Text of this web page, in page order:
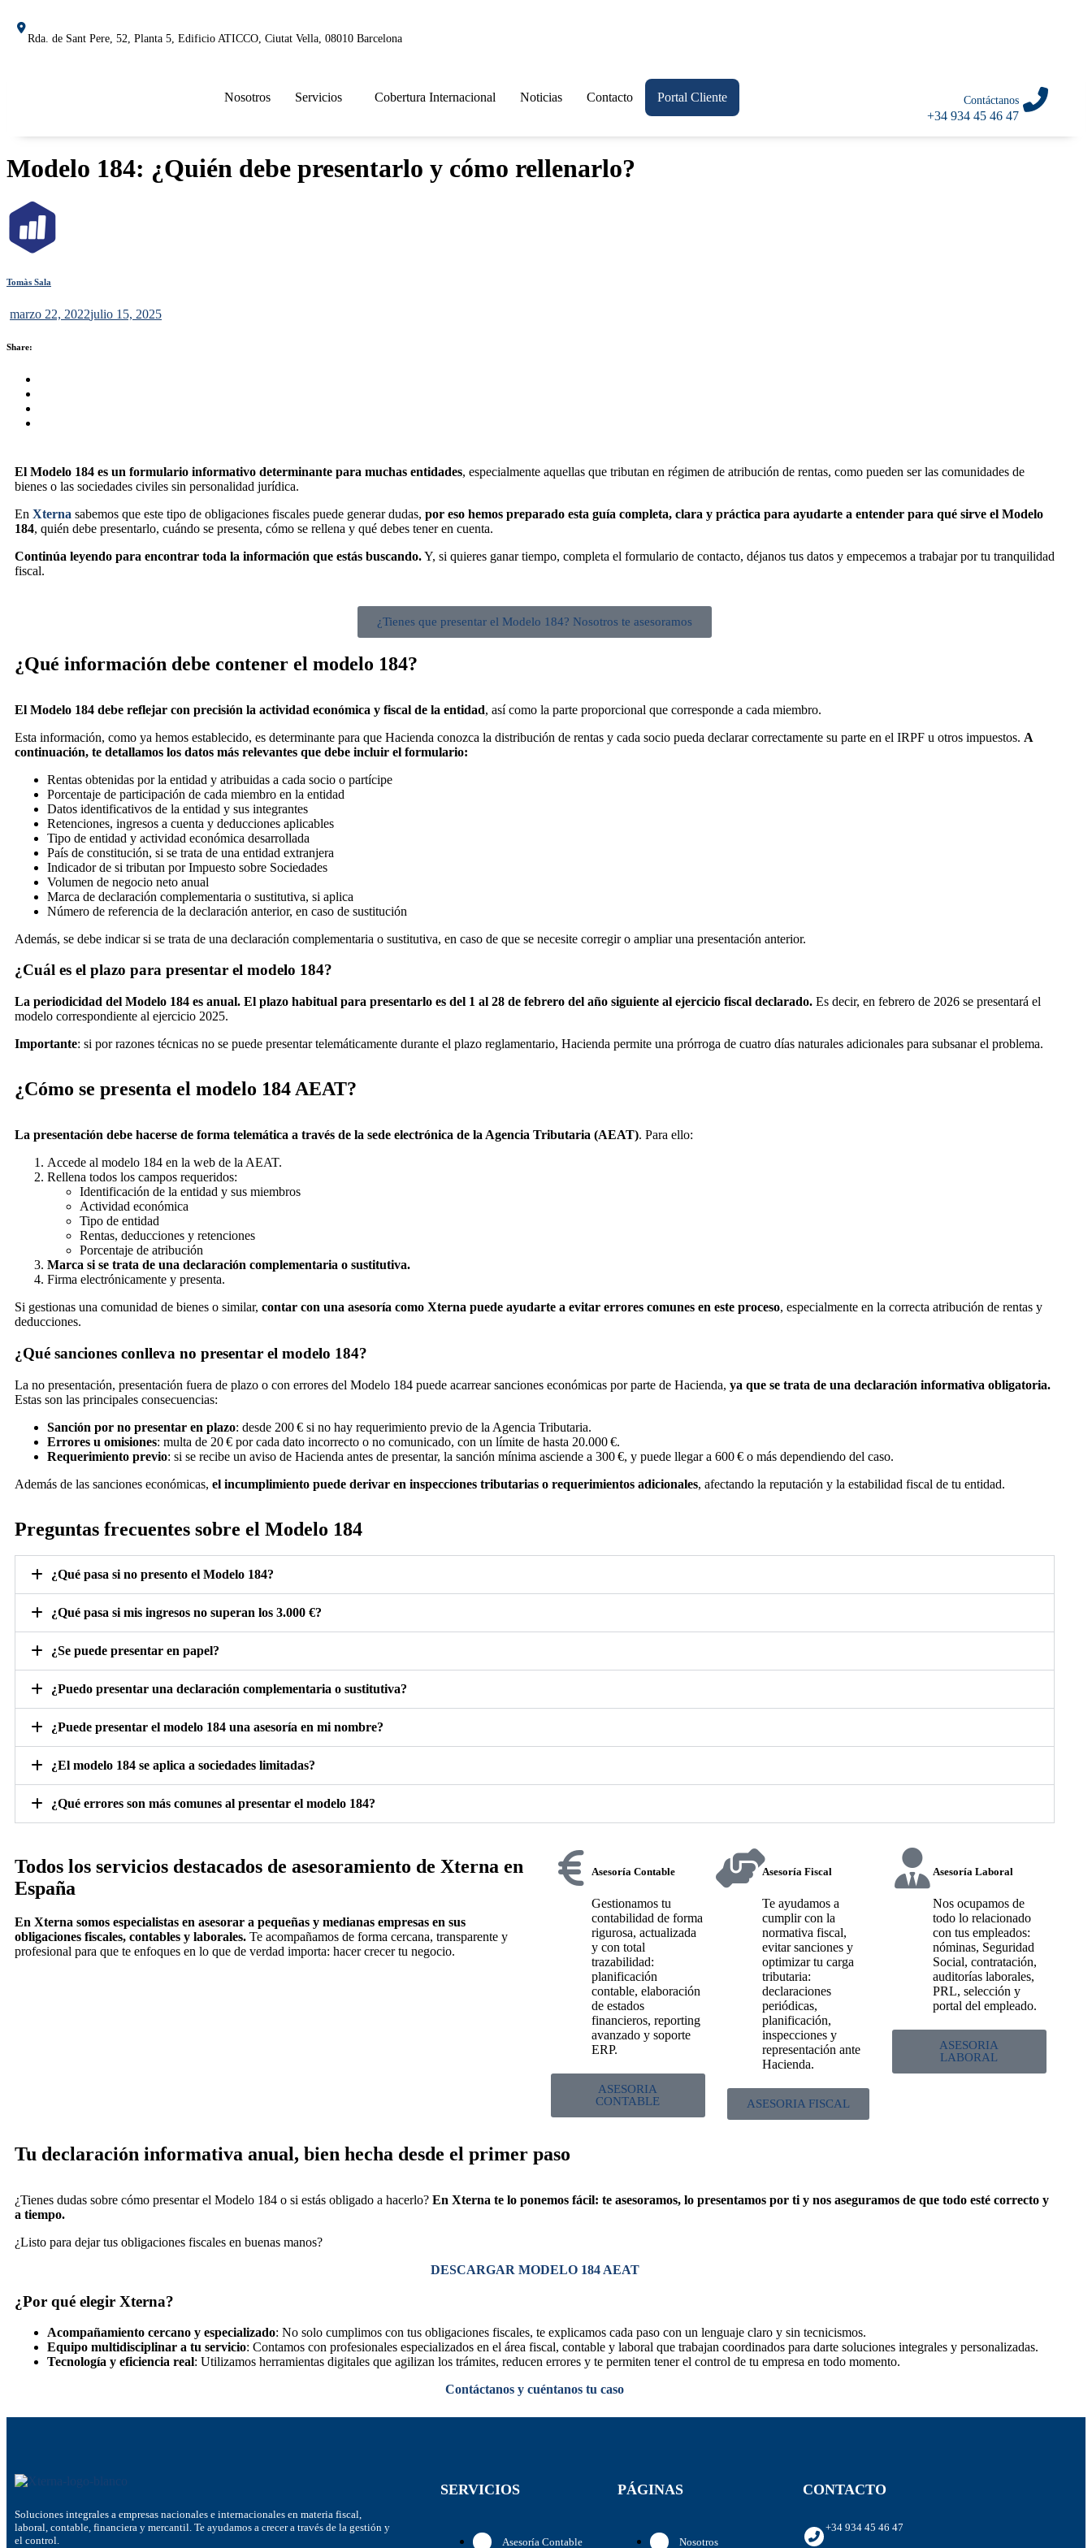
Rda. de Sant Pere, 52, Planta 5, Edificio ATICCO, Ciutat Vella, 08010 Barcelona
Nosotros Servicios Cobertura Internacional Noticias Contacto Portal Cliente Contáctanos
+34 934 45 46 47
Modelo 184: ¿Quién debe presentarlo y cómo rellenarlo?
Tomàs Sala
marzo 22, 2022julio 15, 2025
Share:
El Modelo 184 es un formulario informativo determinante para muchas entidades, especialmente aquellas que tributan en régimen de atribución de rentas, como pueden ser las comunidades de
bienes o las sociedades civiles sin personalidad jurídica.
En Xterna sabemos que este tipo de obligaciones fiscales puede generar dudas, por eso hemos preparado esta guía completa, clara y práctica para ayudarte a entender para qué sirve el Modelo
184, quién debe presentarlo, cuándo se presenta, cómo se rellena y qué debes tener en cuenta.
Continúa leyendo para encontrar toda la información que estás buscando.Y, si quieres ganar tiempo, completa el formulario de contacto, déjanos tus datos y empecemos a trabajar por tu tranquilidad
fiscal.
¿Tienes que presentar el Modelo 184? Nosotros te asesoramos
¿Qué información debe contener el modelo 184?
El Modelo 184 debe reflejar con precisión la actividad económica y fiscal de la entidad, así como la parte proporcional que corresponde a cada miembro.
Esta información, como ya hemos establecido, es determinante para que Hacienda conozca la distribución de rentas y cada socio pueda declarar correctamente su parte en el IRPF u otros impuestos. A
continuación, te detallamos los datos más relevantes que debe incluir el formulario:
Rentas obtenidas por la entidad y atribuidas a cada socio o partícipe
Porcentaje de participación de cada miembro en la entidad
Datos identificativos de la entidad y sus integrantes
Retenciones, ingresos a cuenta y deducciones aplicables
Tipo de entidad y actividad económica desarrollada
País de constitución, si se trata de una entidad extranjera
Indicador de si tributan por Impuesto sobre Sociedades
Volumen de negocio neto anual
Marca de declaración complementaria o sustitutiva, si aplica
Número de referencia de la declaración anterior, en caso de sustitución
Además, se debe indicar si se trata de una declaración complementaria o sustitutiva, en caso de que se necesite corregir o ampliar una presentación anterior.
¿Cuál es el plazo para presentar el modelo 184?
La periodicidad del Modelo 184 es anual. El plazo habitual para presentarlo es del 1 al 28 de febrero del año siguiente al ejercicio fiscal declarado. Es decir, en febrero de 2026 se presentará el
modelo correspondiente al ejercicio 2025.
Importante: si por razones técnicas no se puede presentar telemáticamente durante el plazo reglamentario, Hacienda permite una prórroga de cuatro días naturales adicionales para subsanar el problema.
¿Cómo se presenta el modelo 184 AEAT?
La presentación debe hacerse de forma telemática a través de la sede electrónica de la Agencia Tributaria (AEAT). Para ello:
Accede al modelo 184 en la web de la AEAT.
Rellena todos los campos requeridos:
Identificación de la entidad y sus miembros
Actividad económica
Tipo de entidad
Rentas, deducciones y retenciones
Porcentaje de atribución
Marca si se trata de una declaración complementaria o sustitutiva.
Firma electrónicamente y presenta.
Si gestionas una comunidad de bienes o similar, contar con una asesoría como Xterna puede ayudarte a evitar errores comunes en este proceso, especialmente en la correcta atribución de rentas y
deducciones.
¿Qué sanciones conlleva no presentar el modelo 184?
La no presentación, presentación fuera de plazo o con errores del Modelo 184 puede acarrear sanciones económicas por parte de Hacienda, ya que se trata de una declaración informativa obligatoria.
Estas son las principales consecuencias:
Sanción por no presentar en plazo: desde 200 € si no hay requerimiento previo de la Agencia Tributaria.
Errores u omisiones: multa de 20 € por cada dato incorrecto o no comunicado, con un límite de hasta 20.000 €.
Requerimiento previo: si se recibe un aviso de Hacienda antes de presentar, la sanción mínima asciende a 300 €, y puede llegar a 600 € o más dependiendo del caso.
Además de las sanciones económicas, el incumplimiento puede derivar en inspecciones tributarias o requerimientos adicionales, afectando la reputación y la estabilidad fiscal de tu entidad.
Preguntas frecuentes sobre el Modelo 184
¿Qué pasa si no presento el Modelo 184?
¿Qué pasa si mis ingresos no superan los 3.000 €?
¿Se puede presentar en papel?
¿Puedo presentar una declaración complementaria o sustitutiva?
¿Puede presentar el modelo 184 una asesoría en mi nombre?
¿El modelo 184 se aplica a sociedades limitadas?
¿Qué errores son más comunes al presentar el modelo 184?
Todos los servicios destacados de asesoramiento de Xterna en
España
En Xterna somos especialistas en asesorar a pequeñas y medianas empresas en sus
obligaciones fiscales, contables y laborales. Te acompañamos de forma cercana, transparente y
profesional para que te enfoques en lo que de verdad importa: hacer crecer tu negocio.
Asesoría Contable
Gestionamos tu
contabilidad de forma
rigurosa, actualizada
y con total
trazabilidad:
planificación
contable, elaboración
de estados
financieros, reporting
avanzado y soporte
ERP.
ASESORIA
CONTABLE
Asesoría Fiscal
Te ayudamos a
cumplir con la
normativa fiscal,
evitar sanciones y
optimizar tu carga
tributaria:
declaraciones
periódicas,
planificación,
inspecciones y
representación ante
Hacienda.
ASESORIA FISCAL
Asesoría Laboral
Nos ocupamos de
todo lo relacionado
con tus empleados:
nóminas, Seguridad
Social, contratación,
auditorías laborales,
PRL, selección y
portal del empleado.
ASESORIA
LABORAL
Tu declaración informativa anual, bien hecha desde el primer paso
¿Tienes dudas sobre cómo presentar el Modelo 184 o si estás obligado a hacerlo? En Xterna te lo ponemos fácil: te asesoramos, lo presentamos por ti y nos aseguramos de que todo esté correcto y
a tiempo.
¿Listo para dejar tus obligaciones fiscales en buenas manos?
DESCARGAR MODELO 184 AEAT
¿Por qué elegir Xterna?
Acompañamiento cercano y especializado: No solo cumplimos con tus obligaciones fiscales, te explicamos cada paso con un lenguaje claro y sin tecnicismos.
Equipo multidisciplinar a tu servicio: Contamos con profesionales especializados en el área fiscal, contable y laboral que trabajan coordinados para darte soluciones integrales y personalizadas.
Tecnología y eficiencia real: Utilizamos herramientas digitales que agilizan los trámites, reducen errores y te permiten tener el control de tu empresa en todo momento.
Contáctanos y cuéntanos tu caso
Soluciones integrales a empresas nacionales e internacionales en materia fiscal,
laboral, contable, financiera y mercantil. Te ayudamos a crecer a través de la gestión y
el control.
SERVICIOS
Asesoría Contable
PÁGINAS
Nosotros
CONTACTO
+34 934 45 46 47